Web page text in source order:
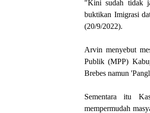
"Kini sudah tidak
buktikan Imigrasi
(20/9/2022).
Arvin menyebut
Publik (MPP)
Brebes namun
Sementara itu
mempermudah